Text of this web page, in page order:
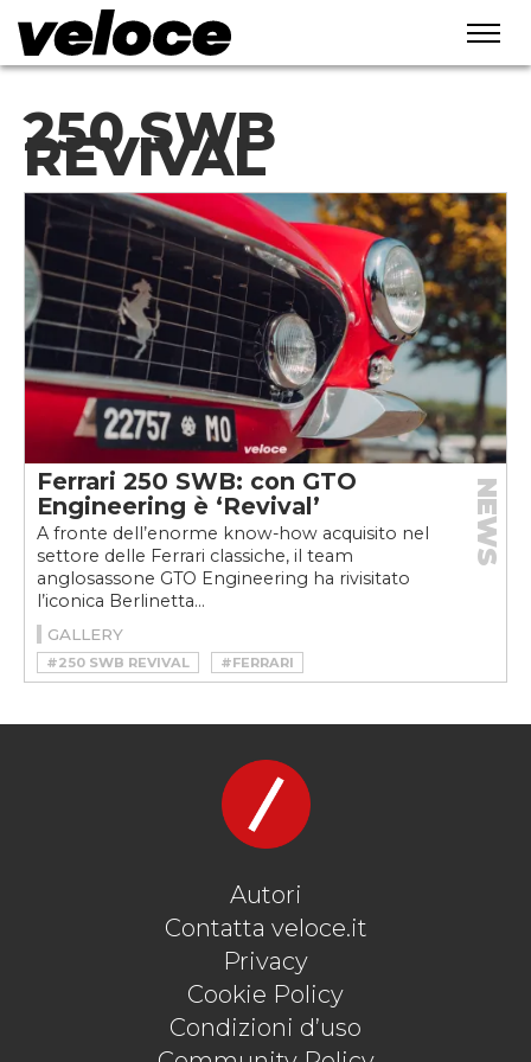
250 SWB
REVIVAL
Ferrari 250 SWB: con GTO
Engineering è ‘Revival’
A fronte dell’enorme know-how acquisito nel
settore delle Ferrari classiche, il team
anglosassone GTO Engineering ha rivisitato
l’iconica Berlinetta...
NEWS
GALLERY
#250 SWB REVIVAL
#FERRARI
#FERRARI 250 SWB
#V12 COLOMBO
Autori
Contatta veloce.it
Privacy
Cookie Policy
Condizioni d’uso